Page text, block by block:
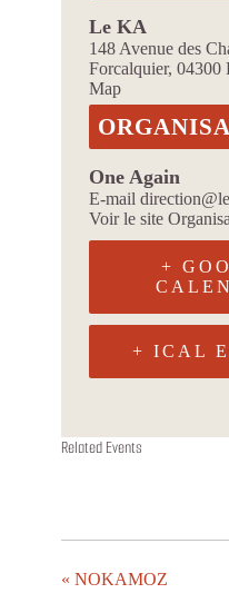
Le KA
148 Avenue des
Forcalquier, 04300
Map
One Again
E-mail
Voir le site
+
+ ICAL
Related Events
11 août à 19h00
ALIZARINA
FACON JUTU
« NOKAMOZ